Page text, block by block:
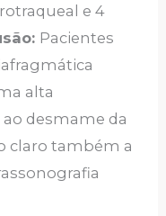
e 4
Pacientes
alta
desmame da
claro também a